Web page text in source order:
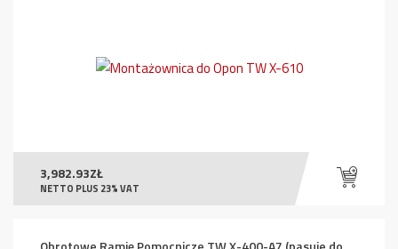
3,982.93ZŁ
NETTO PLUS 23% VAT